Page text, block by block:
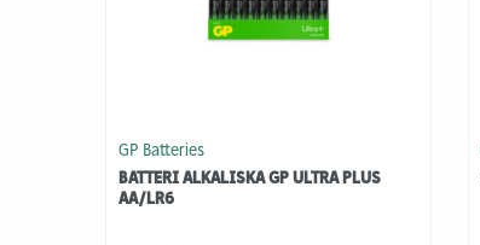
GP Batteries
BATTERI ALKALISKA GP ULTRA PLUS
AA/LR6